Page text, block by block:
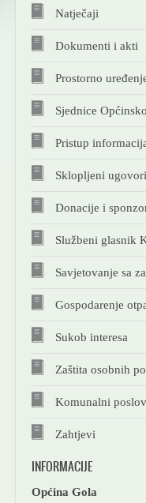
Natječaji
Dokumenti i akti
Prostorno
Sjednice
Pristup
Sklopljeni ugovori
Donacije i
Službeni glasnik
Savjetovanje sa
Gospodarenje
Sukob interesa
Zaštita osobnih
Komunalni
Zahtjevi
INFORMACIJE
Općina Gola